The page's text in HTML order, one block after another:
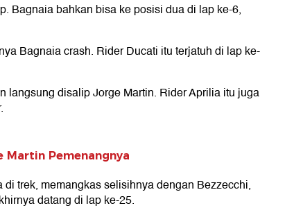
Bagnaia bahkan bisa ke posisi dua di lap ke-6,
Bagnaia crash. Rider Ducati itu terjatuh di lap ke-
langsung disalip Jorge Martin. Rider Aprilia itu juga
Martin Pemenangnya
trek, memangkas selisihnya dengan Bezzecchi,
datang di lap ke-25.